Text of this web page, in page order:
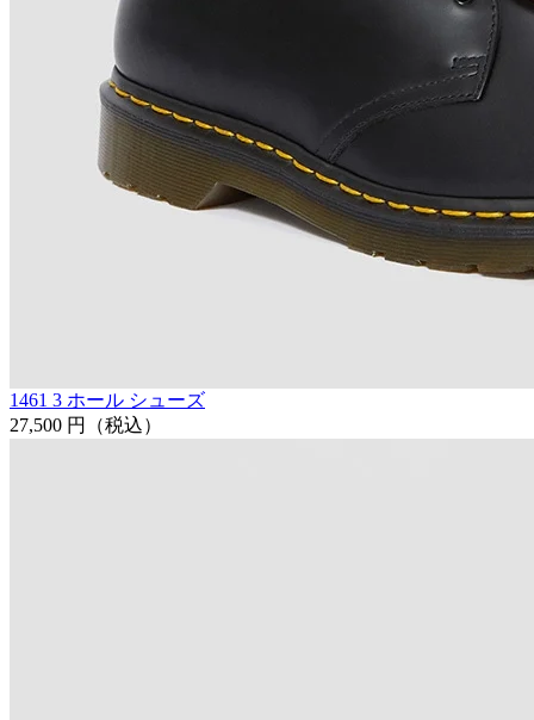
1461 3 ホール シューズ
27,500 円
（税込）